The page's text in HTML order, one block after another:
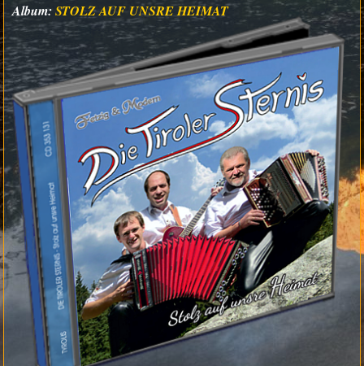
Album:STOLZ AUF UNSRE HEIMAT